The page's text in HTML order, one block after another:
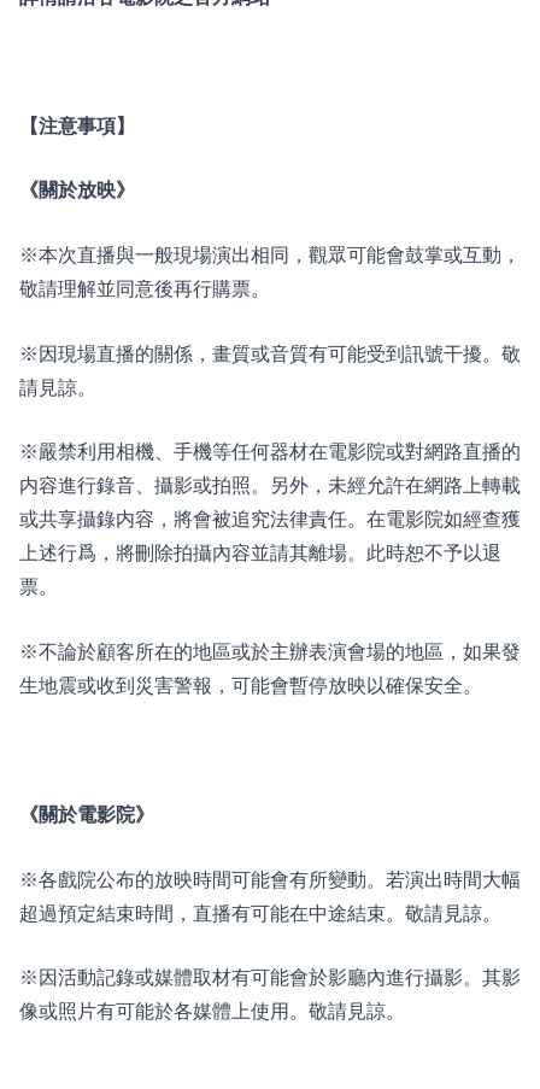
【注意事項】
《關於放映》
※本次直播與一般現場演出相同，觀眾可能會鼓掌或互動，
敬請理解並同意後再行購票。
※因現場直播的關係，畫質或音質有可能受到訊號干擾。敬
請見諒。
※嚴禁利用相機、手機等任何器材在電影院或對網路直播的
内容進行錄音、攝影或拍照。另外，未經允許在網路上轉載
或共享攝錄内容，將會被追究法律責任。在電影院如經查獲
上述行爲，將刪除拍攝內容並請其離場。此時恕不予以退
票。
※不論於顧客所在的地區或於主辦表演會場的地區，如果發
生地震或收到災害警報，可能會暫停放映以確保安全。
《關於電影院》
※各戲院公布的放映時間可能會有所變動。若演出時間大幅
超過預定結束時間，直播有可能在中途結束。敬請見諒。
※因活動記錄或媒體取材有可能會於影廳內進行攝影。其影
像或照片有可能於各媒體上使用。敬請見諒。